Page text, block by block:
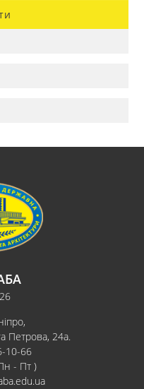
Петрова, 24а.
10-66
- Пт )